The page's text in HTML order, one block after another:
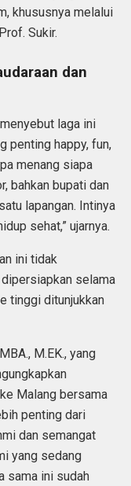
khususnya melalui
Sukir.
dan
laga ini
penting happy, fun,
menang siapa
bahkan bupati dan
lapangan. Intinya
sehat,” ujarnya.
ini tidak
selama
tinggi ditunjukkan
M.EK., yang
Malang bersama
penting dari
dan semangat
yang sedang
sama ini sudah